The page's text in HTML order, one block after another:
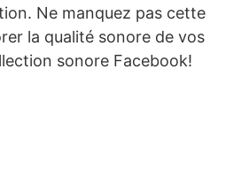
Ne manquez pas cette
la qualité sonore de vos
sonore Facebook!